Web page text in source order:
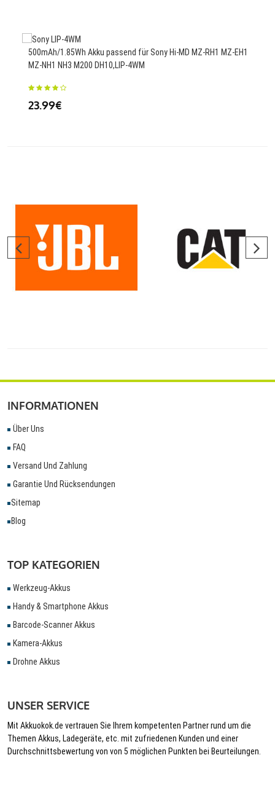
500mAh/1.85Wh Akku passend für Sony Hi-MD MZ-RH1 MZ-EH1
MZ-NH1 NH3 M200 DH10,LIP-4WM
23.99€
INFORMATIONEN
Über Uns
FAQ
Versand Und Zahlung
Garantie Und Rücksendungen
Sitemap
Blog
TOP KATEGORIEN
Werkzeug-Akkus
Handy & Smartphone Akkus
Barcode-Scanner Akkus
Kamera-Akkus
Drohne Akkus
UNSER SERVICE
Mit Akkuokok.de vertrauen Sie Ihrem kompetenten Partner rund um die
Themen Akkus, Ladegeräte, etc. mit zufriedenen Kunden und einer
Durchschnittsbewertung von von 5 möglichen Punkten bei Beurteilungen.